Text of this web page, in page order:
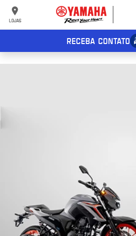
⁠
LOJAS
RECEBA CONTATO